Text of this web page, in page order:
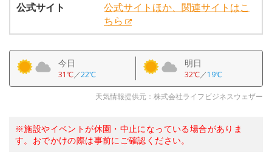
公式サイト
公式サイトほか、関連サイトはこ
ちら
今日
31℃／22℃
明日
32℃／19℃
天気情報提供元：株式会社ライフビジネスウェザー
※施設やイベントが休園・中止になっている場合がありま
す。おでかけの際は事前にご確認ください。